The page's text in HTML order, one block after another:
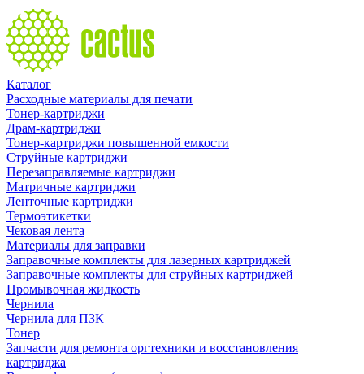
Каталог
Расходные материалы для печати
Тонер-картриджи
Драм-картриджи
Тонер-картриджи повышенной емкости
Струйные картриджи
Перезаправляемые картриджи
Матричные картриджи
Ленточные картриджи
Термоэтикетки
Чековая лента
Материалы для заправки
Заправочные комплекты для лазерных картриджей
Заправочные комплекты для струйных картриджей
Промывочная жидкость
Чернила
Чернила для ПЗК
Тонер
Запчасти для ремонта оргтехники и восстановления
картриджа